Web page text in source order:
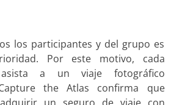
los participantes y del grupo es
Por este motivo, cada
a un viaje fotográfico
the Atlas confirma que